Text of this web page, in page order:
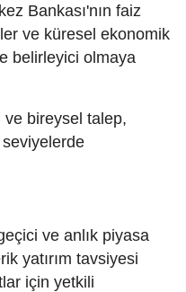
Bankası'nın faiz
ve küresel ekonomik
belirleyici olmaya
bireysel talep,
seviyelerde
ve anlık piyasa
yatırım tavsiyesi
için yetkili